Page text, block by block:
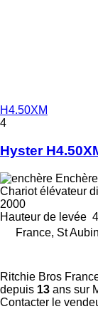
H4.50XM
4
Hyster
Enchère
Chariot élévateur
2000
Hauteur de levée
France, St
Ritchie Bros
depuis 13 ans sur
Contacter le